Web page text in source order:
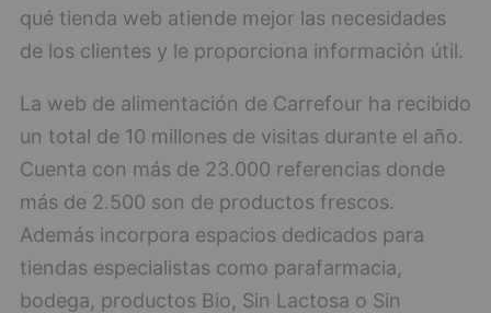
qué tienda web atiende mejor las necesidades
de los clientes y le proporciona información útil.
La web de alimentación de Carrefour ha recibido
un total de 10 millones de visitas durante el año.
Cuenta con más de 23.000 referencias donde
más de 2.500 son de productos frescos.
Además incorpora espacios dedicados para
tiendas especialistas como parafarmacia,
bodega, productos Bio, Sin Lactosa o Sin